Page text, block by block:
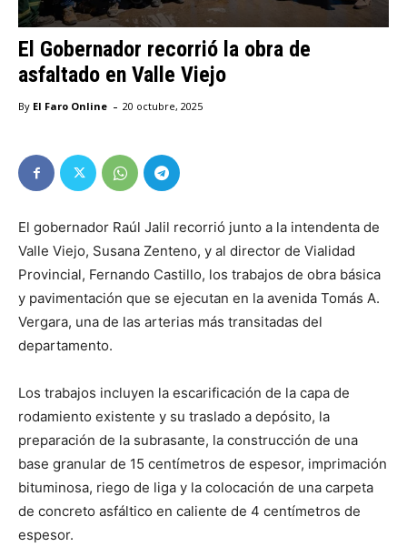
El Gobernador recorrió la obra de
asfaltado en Valle Viejo
By El Faro Online - 20 octubre, 2025
El gobernador Raúl Jalil recorrió junto a la intendenta de
Valle Viejo, Susana Zenteno, y al director de Vialidad
Provincial, Fernando Castillo, los trabajos de obra básica
y pavimentación que se ejecutan en la avenida Tomás A.
Vergara, una de las arterias más transitadas del
departamento.
Los trabajos incluyen la escarificación de la capa de
rodamiento existente y su traslado a depósito, la
preparación de la subrasante, la construcción de una
base granular de 15 centímetros de espesor, imprimación
bituminosa, riego de liga y la colocación de una carpeta
de concreto asfáltico en caliente de 4 centímetros de
espesor.